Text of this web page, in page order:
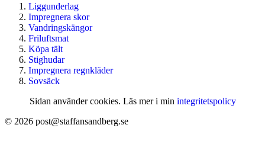
Liggunderlag
Impregnera skor
Vandringskängor
Friluftsmat
Köpa tält
Stighudar
Impregnera regnkläder
Sovsäck
Sidan använder cookies. Läs mer i min integritetspolicy
© 2026 post@staffansandberg.se